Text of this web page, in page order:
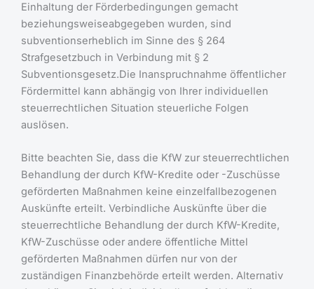
Einhaltung der Förderbedingungen gemacht
beziehungsweiseabgegeben wurden, sind
subventionserheblich im Sinne des § 264
Strafgesetzbuch in Verbindung mit § 2
Subventionsgesetz.Die Inanspruchnahme öffentlicher
Fördermittel kann abhängig von Ihrer individuellen
steuerrechtlichen Situation steuerliche Folgen
auslösen.
Bitte beachten Sie, dass die KfW zur steuerrechtlichen
Behandlung der durch KfW-Kredite oder -Zuschüsse
geförderten Maßnahmen keine einzelfallbezogenen
Auskünfte erteilt. Verbindliche Auskünfte über die
steuerrechtliche Behandlung der durch KfW-Kredite,
KfW-Zuschüsse oder andere öffentliche Mittel
geförderten Maßnahmen dürfen nur von der
zuständigen Finanzbehörde erteilt werden. Alternativ